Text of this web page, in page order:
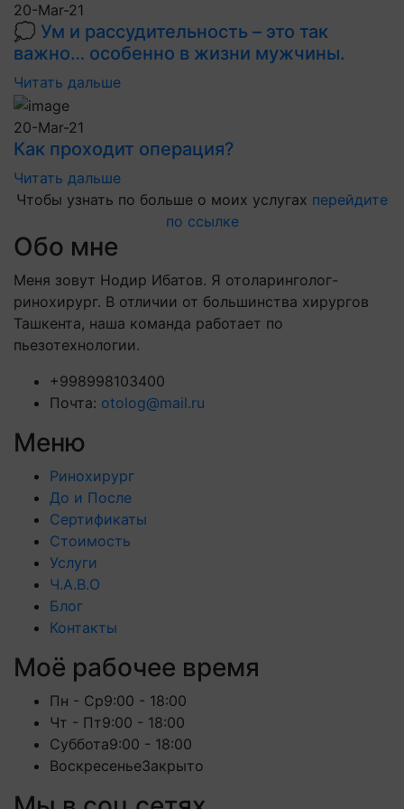
20-Mar-21
💭 Ум и рассудительность – это так
важно… особенно в жизни мужчины.
Читать дальше
20-Mar-21
Как проходит операция?
Читать дальше
Чтобы узнать по больше о моих услугах перейдите
по ссылке
Обо мне
Меня зовут Нодир Ибатов. Я отоларинголог-
ринохирург. В отличии от большинства хирургов
Ташкента, наша команда работает по
пьезотехнологии.
+998998103400
Почта: otolog@mail.ru
Меню
Ринохирург
До и После
Сертификаты
Стоимость
Услуги
Ч.А.В.О
Блог
Контакты
Моё рабочее время
Пн - Ср9:00 - 18:00
Чт - Пт9:00 - 18:00
Суббота9:00 - 18:00
ВоскресеньеЗакрыто